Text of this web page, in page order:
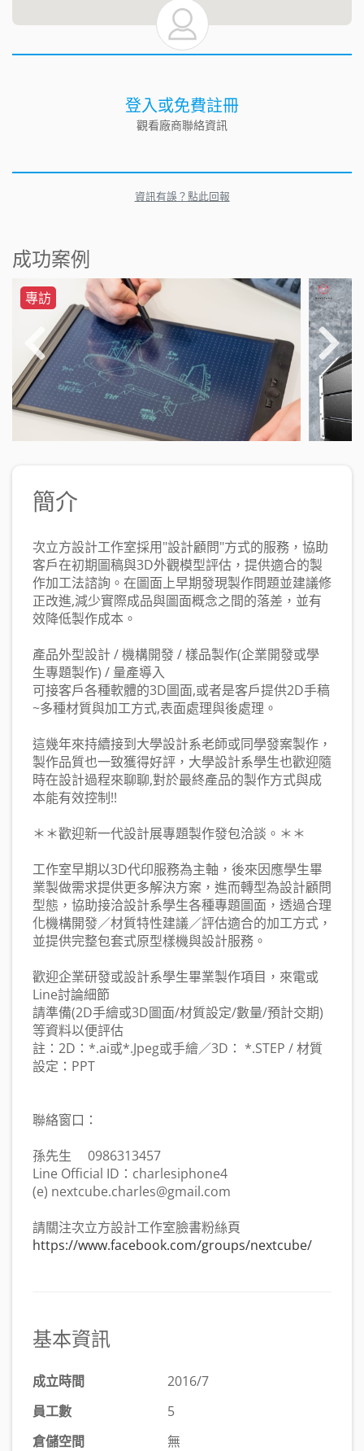
登入或免費註冊
觀看廠商聯絡資訊
資訊有誤？點此回報
成功案例
專訪
簡介
次立方設計工作室採用"設計顧問"方式的服務，協助
客戶在初期圖稿與3D外觀模型評估，提供適合的製
作加工法諮詢。在圖面上早期發現製作問題並建議修
正改進,減少實際成品與圖面概念之間的落差，並有
效降低製作成本。
產品外型設計 / 機構開發 / 樣品製作(企業開發或學
生專題製作) / 量產導入
可接客戶各種軟體的3D圖面,或者是客戶提供2D手稿
~多種材質與加工方式,表面處理與後處理。
這幾年來持續接到大學設計系老師或同學發案製作，
製作品質也一致獲得好評，大學設計系學生也歡迎隨
時在設計過程來聊聊,對於最終產品的製作方式與成
本能有效控制!!
＊＊歡迎新一代設計展專題製作發包洽談。＊＊
工作室早期以3D代印服務為主軸，後來因應學生畢
業製做需求提供更多解決方案，進而轉型為設計顧問
型態，協助接洽設計系學生各種專題圖面，透過合理
化機構開發／材質特性建議／評估適合的加工方式，
並提供完整包套式原型樣機與設計服務。
歡迎企業研發或設計系學生畢業製作項目，來電或
Line討論細節
請準備(2D手繪或3D圖面/材質設定/數量/預計交期)
等資料以便評估
註：2D：*.ai或*.Jpeg或手繪／3D： *.STEP / 材質
設定：PPT
聯絡窗口：
孫先生 0986313457
Line Official ID：charlesiphone4
(e) nextcube.charles@gmail.com
請關注次立方設計工作室臉書粉絲頁
https://www.facebook.com/groups/nextcube/
基本資訊
成立時間
2016/7
員工數
5
倉儲空間
無